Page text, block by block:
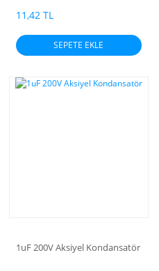
11,42 TL
SEPETE EKLE
1uF 200V Aksiyel Kondansatör